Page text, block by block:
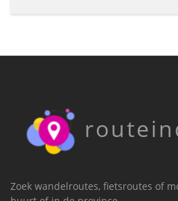
Zoek wandelroutes, fietsroutes of